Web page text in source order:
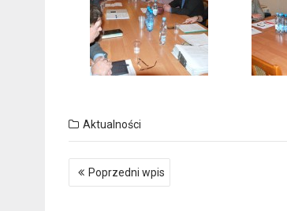
Aktualności
Nawigacja
wpisu
Poprzedni wpis